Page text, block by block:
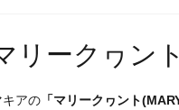
リークヮン
キアの 「マリークヮント